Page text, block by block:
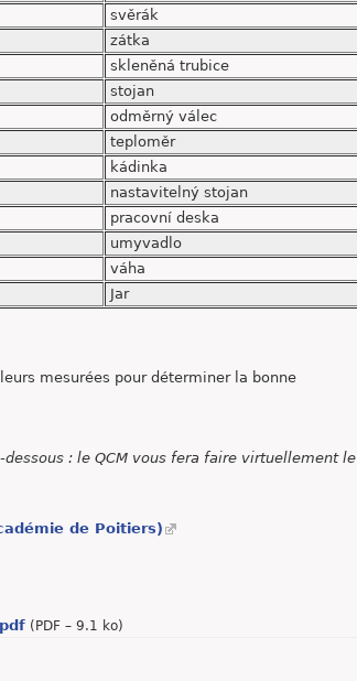
svěrák
zátka
skleněná trubice
stojan
odměrný válec
teploměr
kádinka
nastavitelný stojan
pracovní deska
umyvadlo
váha
Jar
mesurées pour déterminer la bonne
: le QCM vous fera faire virtuellement le
de Poitiers)
( PDF – 9.1 ko)